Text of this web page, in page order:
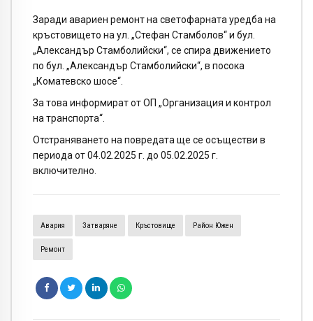
Заради авариен ремонт на светофарната уредба на
кръстовището на ул. „Стефан Стамболов“ и бул.
„Александър Стамболийски“, се спира движението
по бул. „Александър Стамболийски“, в посока
„Коматевско шосе“.
За това информират от ОП „Организация и контрол
на транспорта“.
Отстраняването на повредата ще се осъществи в
периода от 04.02.2025 г. до 05.02.2025 г.
включително.
Авария Затваряне Кръстовище Район Южен
Ремонт